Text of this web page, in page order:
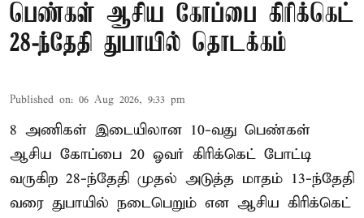
பெண்கள் ஆசிய கோப்பை கிரிக்கெட்
28-ந்தேதி துபாயில் தொடக்கம்
Published on: 06 Aug 2026, 9:33 pm
8 அணிகள் இடையிலான 10-வது பெண்கள்
ஆசிய கோப்பை 20 ஓவர் கிரிக்கெட் போட்டி
வருகிற 28-ந்தேதி முதல் அடுத்த மாதம் 13-ந்தேதி
வரை துபாயில் நடைபெறும் என ஆசிய கிரிக்கெட்